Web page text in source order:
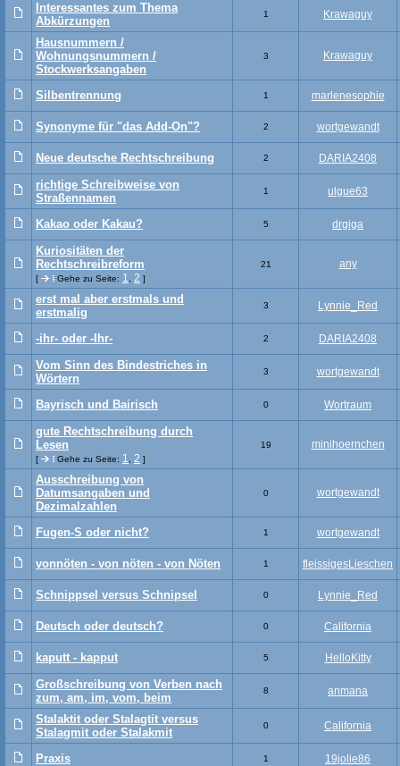
Interessantes zum Thema
Abkürzungen
1 Krawaguy
Hausnummern /
Wohnungsnummern /
Stockwerksangaben
3 Krawaguy
Silbentrennung 1 marlenesophie
Synonyme für "das Add-On"? 2 wortgewandt
Neue deutsche Rechtschreibung 2 DARIA2408
richtige Schreibweise von
Straßennamen
1 ulgue63
Kakao oder Kakau? 5 drgiga
Kuriositäten der
Rechtschreibreform
[ Gehe zu Seite: 1 2 ]
21 any
erst mal aber erstmals und
erstmalig
3 Lynnie_Red
-ihr- oder -Ihr- 2 DARIA2408
Vom Sinn des Bindestriches in
Wörtern
3 wortgewandt
Bayrisch und Bairisch 0 Wortraum
gute Rechtschreibung durch
Lesen
[ Gehe zu Seite: 1 2 ]
19 minihoernchen
Ausschreibung von
Datumsangaben und
Dezimalzahlen
0 wortgewandt
Fugen-S oder nicht? 1 wortgewandt
vonnöten - von nöten - von Nöten 1 fleissigesLieschen
Schnippsel versus Schnipsel 0 Lynnie_Red
Deutsch oder deutsch? 0 California
kaputt - kapput 5 HelloKitty
Großschreibung von Verben nach
zum, am, im, vom, beim
8 anmana
Stalaktit oder Stalagtit versus
Stalagmit oder Stalakmit
0 California
Praxis 1 19jolie86